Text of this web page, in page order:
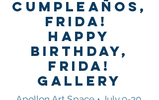
Cumpleaños,
Frida!
Happy
Birthday,
Frida!
gallery